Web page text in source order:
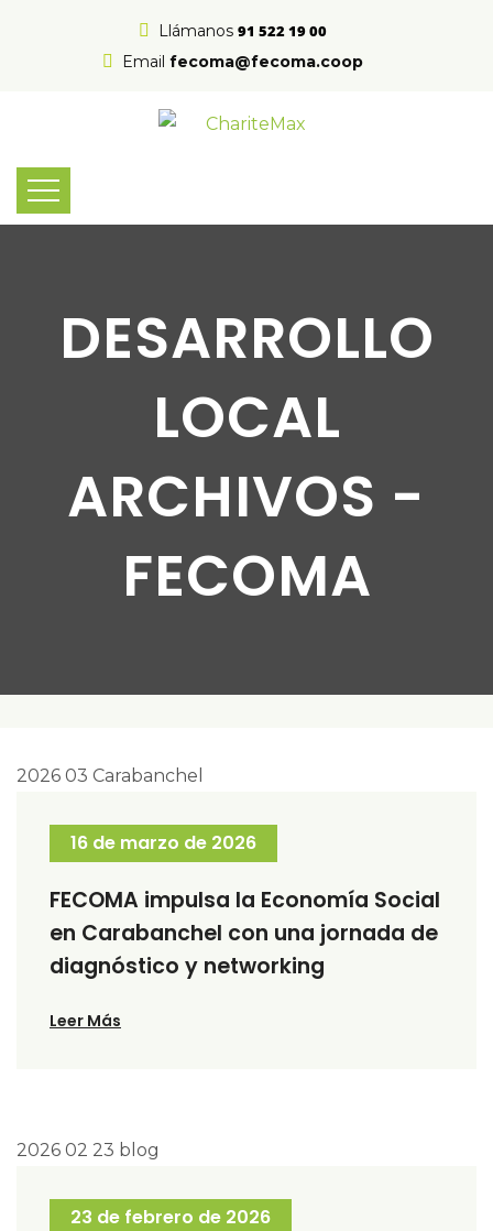
Llámanos 91 522 19 00
Email fecoma@fecoma.coop
DESARROLLO
LOCAL
ARCHIVOS -
FECOMA
16 de marzo de 2026
FECOMA impulsa la Economía Social
en Carabanchel con una jornada de
diagnóstico y networking
Leer Más
23 de febrero de 2026